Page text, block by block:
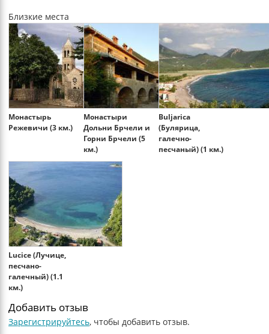
Близкие места
Монастырь
Режевичи (3 км.)
Монастыри
Дольни Брчели и
Горни Брчели (5
км.)
Buljarica
(Булярица,
галечно-
песчаный) (1 км.)
Lucice (Лучице,
песчано-
галечный) (1.1
км.)
Добавить отзыв
Зарегистрируйтесь, чтобы добавить отзыв.